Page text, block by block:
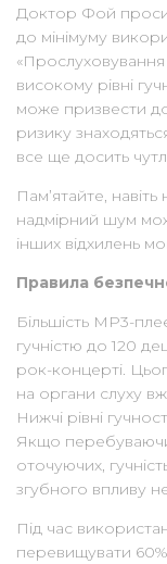
Доктор Фой
до мінімуму
високому рівні
може призвести
ризику
все ще досить
Пам’ятайте,
надмірний шум
інших відхилень
Правила
Більшість MP3-
гучністю до 120
рок-концерті.
на органи слуху
Нижчі рівні
Якщо
оточуючих,
згубного впливу
Під час
перевищувати 60%